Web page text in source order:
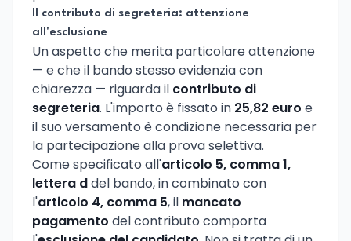
Il contributo di segreteria: attenzione
all'esclusione
Un aspetto che merita particolare attenzione
— e che il bando stesso evidenzia con
chiarezza — riguarda il contributo di
segreteria. L'importo è fissato in 25,82 euro e
il suo versamento è condizione necessaria per
la partecipazione alla prova selettiva.
Come specificato all'articolo 5, comma 1,
lettera ddel bando, in combinato con
l'articolo 4, comma 5, il mancato
pagamento del contributo comporta